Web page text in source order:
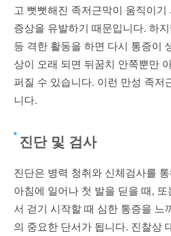
고 뻣뻣해진 족저근막이 움직이
증상을 유발하기 때문입니다. 하
등 격한 활동을 하면 다시 통증이
상이 오래 되면 뒤꿈치 안쪽뿐만
퍼질 수 있습니다. 이런 만성 족저
니다.
진단 및 검사
진단은 병력 청취와 신체검사를
아침에 일어나 첫 발을 딛을 때,
서 걷기 시작할 때 심한 통증을 느
의 중요한 단서가 됩니다. 진찰상